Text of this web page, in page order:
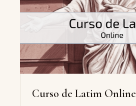
Curso de Latim Online